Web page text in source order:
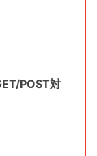
POST対